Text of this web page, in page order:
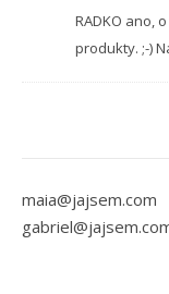
RADKO ano,
produkty. ;-)
maia@jajsem.com